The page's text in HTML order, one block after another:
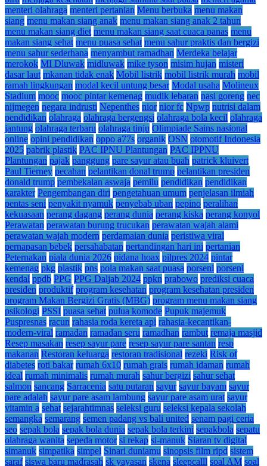
menteri olahraga menteri pertanian Menu berbuka menu makan
siang menu makan siang anak menu makan siang anak 2 tahun
menu makan siang diet menu makan siang saat cuaca panas menu
makan siang sehat menu puasa sehat menu sahur praktis dan bergizi
menu sahur sederhana menyambut ramadhan Merdeka belajar
merokok MI Dluwak midluwak mike tyson misim hujan misteri
dasar laut mkanan tidak enak Mobil listrik mobil listrik murah mobil
ramah lingkungan modal kecil untung besar Modal usaha Molineux
Stadium mooc mooc pintar kemenag mudik lebaran nasi goreng nec
nijmegen negara indrusti Nepenthes nior nior fc Npwp nutrisi dalam
pendidikan olahraga olahraga bergengsi olahraga bola kecil olahraga
jantung olahraga terbaru olahraga tinju Olimpiade Sains nasional
online opini pendidikan oppo a77s organik OSN otomotif Indonesia
2025 pabrik plastik PAC IPNU Plantungan PAC IPPNU
Plantungan pajak panggung pare sayur atau buah patrick kluivert
Paul Tierney pecahan pelantikan donal trump pelantikan presiden
donald trump pembekalan aswaja pemilu pendidikan pendidikan
karakter Pengembangan diri pengetahuan umum penjelasan ilmiah
pentas seni penyakit nyamuk penyebab uban pepino peralihan
kekuasaan perang dagang perang dunia perang kiska perang konyol
Perawatan perawatan burung trucukan perawatan wajah alami
perawatan wajah modern perdamaian dunia peristiwa viral
pernapasan bebek persahabatan pertandingan hari ini pertanian
Peternakan piala dunia 2026 pidana hoax pilpres 2024 pintar
kemenag pkg plastik pns pola makan saat puasa porseni porseni
kendal ppdb PPG PPG Daljab 2024 ppkn prabowo prediksi cuaca
presiden produktif program kesehatan program kesehatan presiden
program Makan Bergizi Gratis (MBG) program menu makan siang
psikologi PSSI puasa sehat pulua komode Pupuk majemuk
Puspresnas racun rahasia roda kereta api rahasia-kecantikan-
modern-viral ramadan ramadan seru ramadhan rambut remaja masjid
Resep masakan resep sayur pare resep sayur pare santan resp
makanan Restoran keluarga restoran tradisional rezeki Risk of
diabetes roti bakar rumah 6x10 rumah grais rumah idaman rumah
ideal rumah minimalis rumah murah sahur bergizi sahur sehat
salmon sancang Sarracenia satu putaran sayur sayur bayam sayur
pare adalah sayur pare asam lambung sayur pare asam urat sayur
vitamin a sehat sejarahtimnas seleksi guru seleksi kepala sekolah
semangka semarang semen padang vs bali united senam pagi ceria
seo sepak bola sepak bola dunia sepak bola terkini sepakbola sepatu
olahraga wanita sepeda motor si rekap si-manuk Siaran tv digital
simanuk simpatika simpel Sinari duniamu sinopsis film ripd sistem
saraf siswa baru madrasah sk yayasan skena sleepcalll soal AM soal